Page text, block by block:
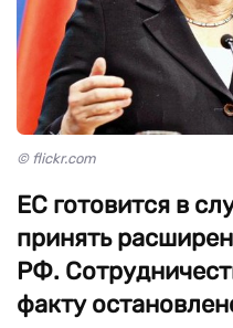
© flickr.com
ЕС готовится в
принять
РФ.
факту